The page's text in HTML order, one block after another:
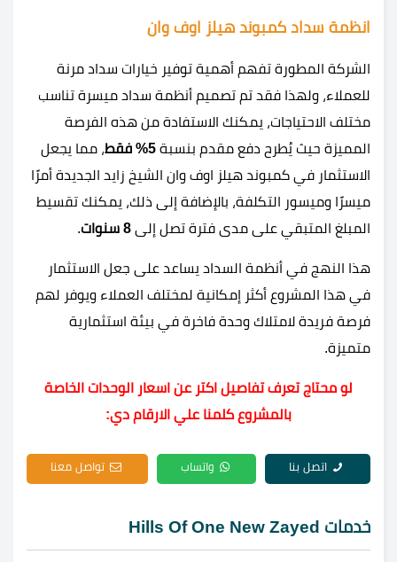
انظمة سداد كمبوند هيلز اوف وان
الشركة المطورة تفهم أهمية توفير خيارات سداد مرنة
للعملاء، ولهذا فقد تم تصميم أنظمة سداد ميسرة تناسب
مختلف الاحتياجات، يمكنك الاستفادة من هذه الفرصة
المميزة حيث يُطرح دفع مقدم بنسبة 5% فقط
، مما يجعل
الاستثمار في كمبوند هيلز اوف وان الشيخ زايد الجديدة أمرًا
ميسرًا وميسور التكلفة، بالإضافة إلى ذلك، يمكنك تقسيط
المبلغ المتبقي على مدى فترة تصل إلى
.
هذا النهج في أنظمة السداد يساعد على جعل الاستثمار
في هذا المشروع أكثر إمكانية لمختلف العملاء ويوفر لهم
فرصة فريدة لامتلاك وحدة فاخرة في بيئة استثمارية
متميزة.
لو محتاج تعرف تفاصيل اكتر عن اسعار الوحدات الخاصة
بالمشروع كلمنا علي الارقام دي:
اتصل بنا واتساب تواصل معنا
خدمات Hills Of One New Zayed